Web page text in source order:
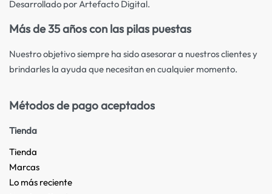
Desarrollado por Artefacto Digital.
Más de 35 años con las pilas puestas
Nuestro objetivo siempre ha sido asesorar a nuestros clientes y
brindarles la ayuda que necesitan en cualquier momento.
Métodos de pago aceptados
Tienda
Tienda
Marcas
Lo más reciente​